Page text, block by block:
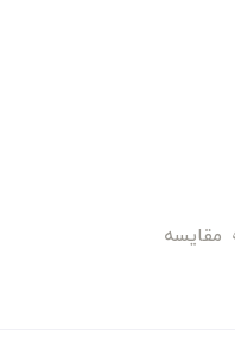
مقایسه